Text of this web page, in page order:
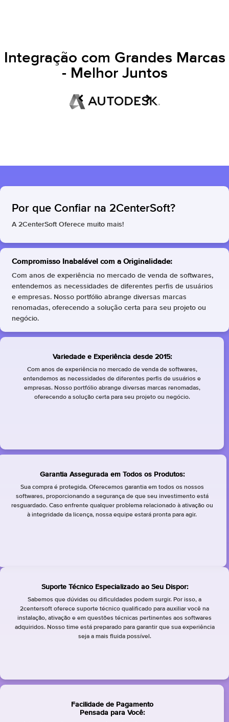
Integração com Grandes Marcas
- Melhor Juntos
Por que Confiar na 2CenterSoft?
A 2CenterSoft Oferece muito mais!
Compromisso Inabalável com a Originalidade:
Com anos de experiência no mercado de venda de softwares,
entendemos as necessidades de diferentes perfis de usuários
e empresas. Nosso portfólio abrange diversas marcas
renomadas, oferecendo a solução certa para seu projeto ou
negócio.
Variedade e Experiência desde 2015:
Com anos de experiência no mercado de venda de softwares,
entendemos as necessidades de diferentes perfis de usuários e
empresas. Nosso portfólio abrange diversas marcas renomadas,
oferecendo a solução certa para seu projeto ou negócio.
Garantia Assegurada em Todos os Produtos:
Sua compra é protegida. Oferecemos garantia em todos os nossos
softwares, proporcionando a segurança de que seu investimento está
resguardado. Caso enfrente qualquer problema relacionado à ativação ou
à integridade da licença, nossa equipe estará pronta para agir.
Suporte Técnico Especializado ao Seu Dispor:
Sabemos que dúvidas ou dificuldades podem surgir. Por isso, a
2centersoft oferece suporte técnico qualificado para auxiliar você na
instalação, ativação e em questões técnicas pertinentes aos softwares
adquiridos. Nosso time está preparado para garantir que sua experiência
seja a mais fluida possível.
Facilidade de Pagamento
Pensada para Você: